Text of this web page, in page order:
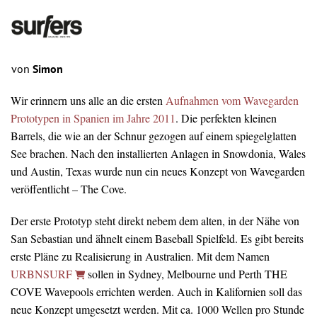
von Simon
Wir erinnern uns alle an die erstenAufnahmen vom Wavegarden
Prototypen in Spanien im Jahre 2011. Die perfekten kleinen
Barrels, die wie an der Schnur gezogen auf einem spiegelglatten
See brachen. Nach den installierten Anlagen in Snowdonia, Wales
und Austin, Texas wurde nun ein neues Konzept von Wavegarden
veröffentlicht – The Cove.
Der erste Prototyp steht direkt nebem dem alten, in der Nähe von
San Sebastian und ähnelt einem Baseball Spielfeld. Es gibt bereits
erste Pläne zu Realisierung in Australien. Mit dem Namen
URBNSURF
sollen in Sydney, Melbourne und Perth THE
COVE Wavepools errichten werden. Auch in Kalifornien soll das
neue Konzept umgesetzt werden. Mit ca. 1000 Wellen pro Stunde